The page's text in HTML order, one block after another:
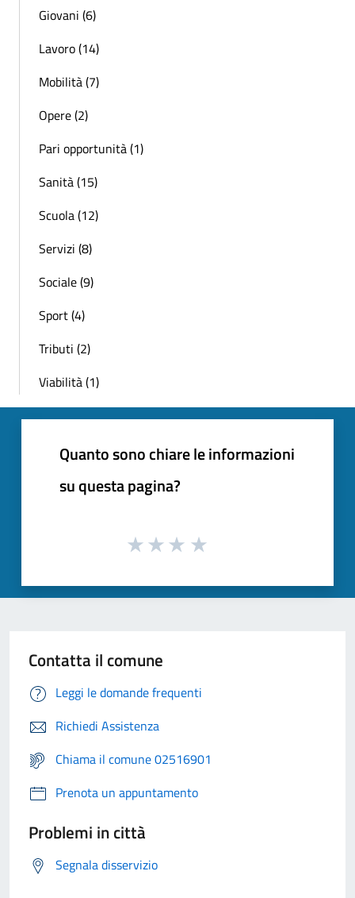
Giovani (6)
Lavoro (14)
Mobilità (7)
Opere (2)
Pari opportunità (1)
Sanità (15)
Scuola (12)
Servizi (8)
Sociale (9)
Sport (4)
Tributi (2)
Viabilità (1)
Quanto sono chiare le informazioni
su questa pagina?
Contatta il comune
Leggi le domande frequenti
Richiedi Assistenza
Chiama il comune 02516901
Prenota un appuntamento
Problemi in città
Segnala disservizio